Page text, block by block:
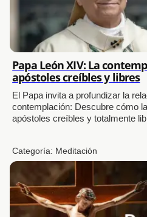
Papa León XIV: La
apóstoles creíbles y libres
El Papa invita a profundizar la
contemplación: Descubre cómo
apóstoles creíbles y totalmente
Categoría: Meditación